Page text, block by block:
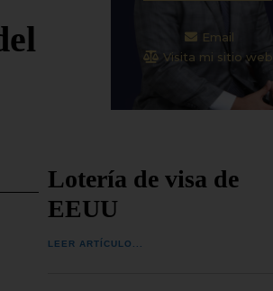
Email
Visita mi sitio web
Lotería de visa de
EEUU
LEER ARTÍCULO...